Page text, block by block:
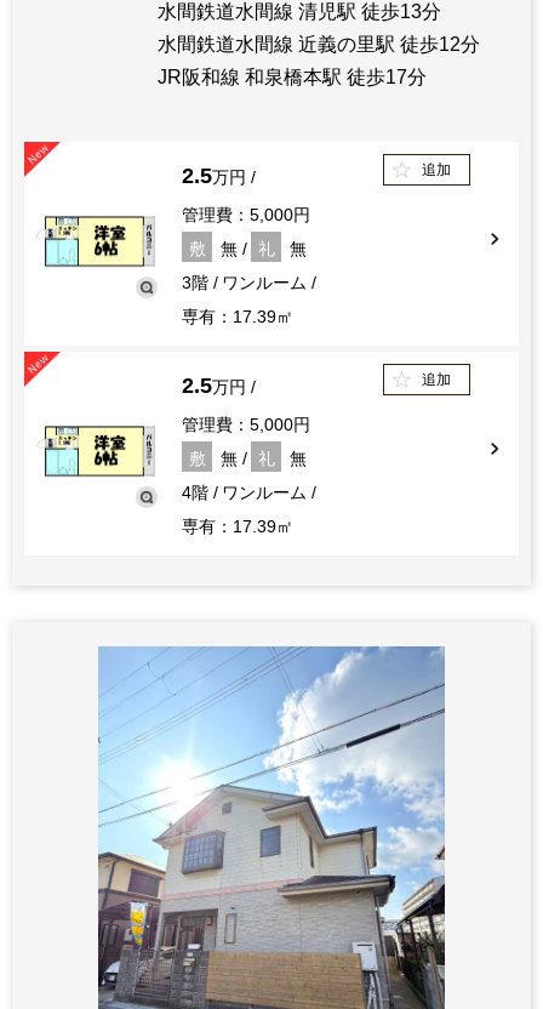
水間鉄道水間線 清児駅 徒歩13分
水間鉄道水間線 近義の里駅 徒歩12分
JR阪和線 和泉橋本駅 徒歩17分
2.5万円
管理費：5,000円
敷
無 礼
無
3階
ワンルーム
専有：17.39㎡
追加
2.5万円
管理費：5,000円
敷
無 礼
無
4階
ワンルーム
専有：17.39㎡
追加